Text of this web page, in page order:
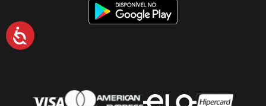
Acessibilidade